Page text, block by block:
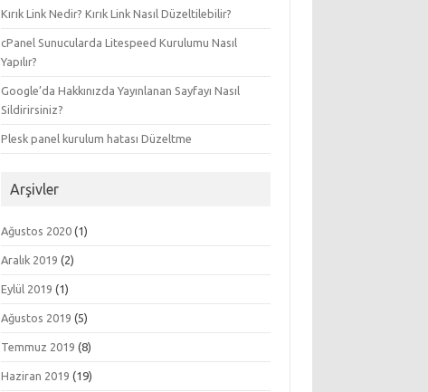
Kırık Link Nedir? Kırık Link Nasıl Düzeltilebilir?
cPanel Sunucularda Litespeed Kurulumu Nasıl
Yapılır?
Google’da Hakkınızda Yayınlanan Sayfayı Nasıl
Sildirirsiniz?
Plesk panel kurulum hatası Düzeltme
Arşivler
Ağustos 2020 (1)
Aralık 2019 (2)
Eylül 2019 (1)
Ağustos 2019 (5)
Temmuz 2019 (8)
Haziran 2019 (19)